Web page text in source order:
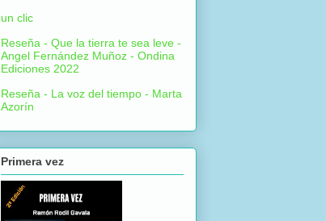
un clic
Reseña - Que la tierra te sea leve -
Angel Fernández Muñoz - Ondina
Ediciones 2022
Reseña - La voz del tiempo - Marta
Azorín
Primera vez